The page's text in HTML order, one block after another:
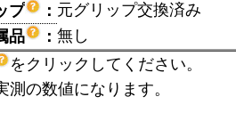
プ
： 元グリップ交換済み
品
： 無し
をクリックしてください。
の数値になります。